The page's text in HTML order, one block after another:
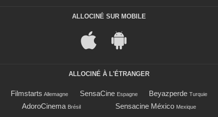
ALLOCINÉ SUR MOBILE
ALLOCINÉ À L'ÉTRANGER
Filmstarts Allemagne SensaCine Espagne Beyazperde Turquie
AdoroCinema Brésil Sensacine México Mexique